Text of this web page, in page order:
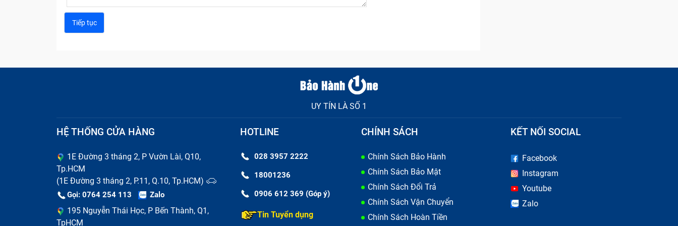
Nguyên nhân phổ biến khiến Ipad hư hỏng
Có nhiều nguyên nhân khiến tablet của bạn xảy ra những lỗi trên, dưới đây là 1 vài nguyên nhân phổ biến mà
Bảo Hành One thường gặp phải:
Do đã tới tuổi thọ của máy tính bảng nên hoạt động kém phần linh hoạt hơn.
Do bạn thường xuyên sử dụng máy tính bảng ở những nơi ẩm ướt, nhiệt độ quá thấp hoặc quá cao, khiến
UY TÍN LÀ SỐ 1
HỆ THỐNG CỬA HÀNG
1E Đường 3 tháng 2, P Vườn Lài, Q10,
Tp.HCM
(1E Đường 3 tháng 2, P.11, Q.10, Tp.HCM)
Gọi: 0764 254 113 Zalo
195 Nguyễn Thái Học, P Bến Thành, Q1,
TpHCM
HOTLINE
028 3957 2222
18001236
0906 612 369 (Góp ý)
Tin Tuyển dụng
CHÍNH SÁCH
Chính Sách Bảo Hành
Chính Sách Bảo Mật
Chính Sách Đổi Trả
Chính Sách Vận Chuyển
Chính Sách Hoàn Tiền
KẾT NỐI SOCIAL
Facebook
Instagram
Youtube
Zalo